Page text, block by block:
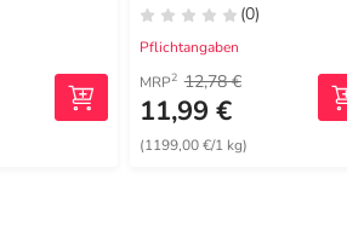
(0)
Pflichtangaben
MRP2 12,78 €
11,99 €
(1199,00 €/1 kg)